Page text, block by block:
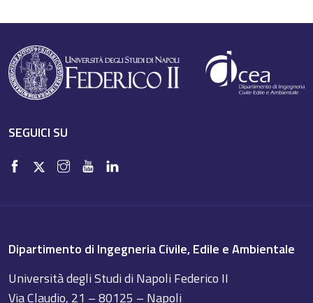
SEGUICI SU
Dipartimento di Ingegneria Civile, Edile e Ambientale
Università degli Studi di Napoli Federico II
Via Claudio, 21 – 80125 – Napoli